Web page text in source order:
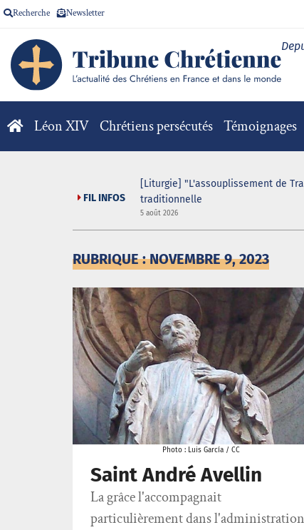
Recherche Newsletter
Léon XIV Chrétiens persécutés Témoignages
FIL INFOS
[Liturgie] "L'assouplissement de
traditionnelle
5 août 2026
RUBRIQUE : NOVEMBRE 9, 2023
Photo : Luis García / CC
Saint André Avellin
La grâce l'accompagnait
particulièrement dans l'administration